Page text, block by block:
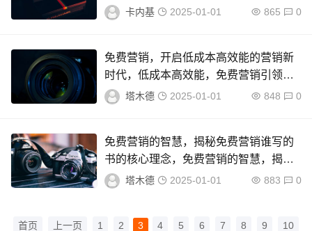
费营销的奥秘
卡内基 2025-01-01 865 0
免费营销，开启低成本高效能的营销新
时代，低成本高效能，免费营销引领营
销新时代
塔木德 2025-01-01 848 0
免费营销的智慧，揭秘免费营销谁写的
书的核心理念，免费营销的智慧，揭秘
免费营销核心理念
塔木德 2025-01-01 883 0
首页 上一页 1 2 3 4 5 6 7 8 9 10